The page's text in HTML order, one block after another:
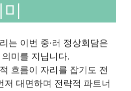
는 이번 중·러 정상회담은
미를 지닙니다.
흐름이 자리를 잡기도 전
저 대면하며 전략적 파트너